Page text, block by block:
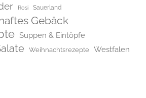
Rosi Sauerland
Gebäck
Suppen & Eintöpfe
Weihnachtsrezepte Westfalen